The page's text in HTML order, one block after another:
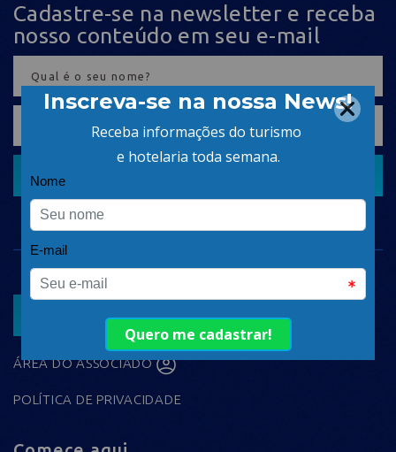
Cadastre-se na newsletter e receba
nosso conteúdo em seu e-mail
ASSOCIAR
ÁREA DO ASSOCIADO
POLÍTICA DE PRIVACIDADE